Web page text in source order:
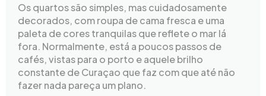
Os quartos são simples, mas cuidadosamente
decorados, com roupa de cama fresca e uma
paleta de cores tranquilas que reflete o mar lá
fora. Normalmente, está a poucos passos de
cafés, vistas para o porto e aquele brilho
constante de Curaçao que faz com que até não
fazer nada pareça um plano.